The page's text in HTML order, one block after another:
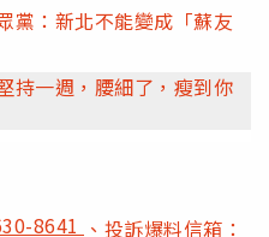
：新北不能變成「蘇友
持一週，腰細了，瘦到你
8641 、投訴爆料信箱：